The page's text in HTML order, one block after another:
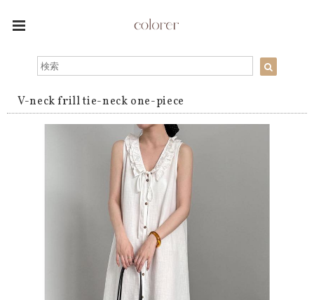
V-neck frill tie-neck one-piece